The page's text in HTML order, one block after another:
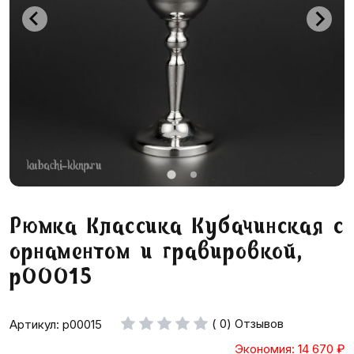
Рюмка Классика Кубачинская с
орнаментом и гравировкой,
р00015
Артикул: р00015 ( 0) Отзывов
Экономия: 14 670 ₽